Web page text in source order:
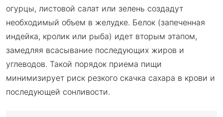
огурцы, листовой салат или зелень создадут
необходимый объем в желудке. Белок (запеченная
индейка, кролик или рыба) идет вторым этапом,
замедляя всасывание последующих жиров и
углеводов. Такой порядок приема пищи
минимизирует риск резкого скачка сахара в крови и
последующей сонливости.